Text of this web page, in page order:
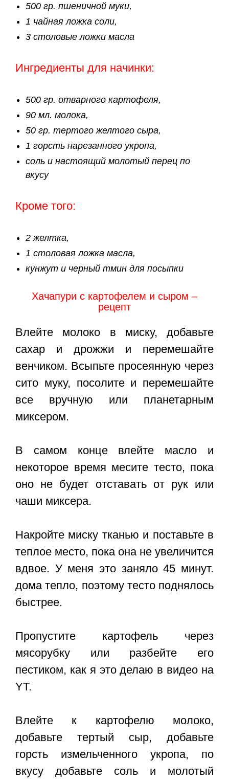
500 гр. пшеничной муки,
1 чайная ложка соли,
3 столовые ложки масла
Ингредиенты для начинки:
500 гр. отварного картофеля,
90 мл. молока,
50 гр. тертого желтого сыра,
1 горсть нарезанного укропа,
соль и настоящий молотый перец по
вкусу
Кроме того:
2 желтка,
1 столовая ложка масла,
кунжут и черный тмин для посыпки
Хачапури с картофелем и сыром –
рецепт
Влейте молоко в миску, добавьте
сахар и дрожжи и перемешайте
венчиком. Всыпьте просеянную через
сито муку, посолите и перемешайте
все вручную или планетарным
миксером.
В самом конце влейте масло и
некоторое время месите тесто, пока
оно не будет отставать от рук или
чаши миксера.
Накройте миску тканью и поставьте в
теплое место, пока она не увеличится
вдвое. У меня это заняло 45 минут.
дома тепло, поэтому тесто поднялось
быстрее.
Пропустите картофель через
мясорубку или разбейте его
пестиком, как я это делаю в видео на
YT.
Влейте к картофелю молоко,
добавьте тертый сыр, добавьте
горсть измельченного укропа, по
вкусу добавьте соль и молотый